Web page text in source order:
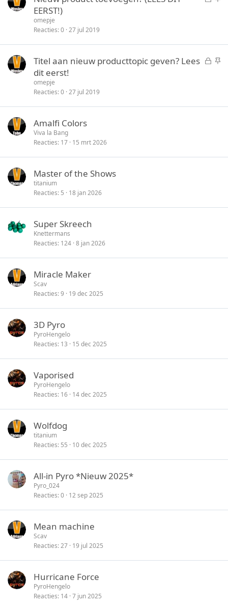
e
EERST!)
omepje
Reacties 0 27 jul 2019
G S
Titel aan nieuw producttopic geven? Lees
dit eerst!
omepje
Reacties 0 27 jul 2019
Amalfi Colors
Viva la Bang
Reacties 17 15 mrt 2026
Master of the Shows
titanium
Reacties 5 18 jan 2026
Super Skreech
Knettermans
Reacties 124 8 jan 2026
Miracle Maker
Scav
Reacties 9 19 dec 2025
3D Pyro
PyroHengelo
Reacties 13 15 dec 2025
Vaporised
PyroHengelo
Reacties 16 14 dec 2025
Wolfdog
titanium
Reacties 55 10 dec 2025
All-in Pyro *Nieuw 2025*
Pyro_024
Reacties 0 12 sep 2025
Mean machine
Scav
Reacties 27 19 jul 2025
Hurricane Force
PyroHengelo
Reacties 14 7 jun 2025